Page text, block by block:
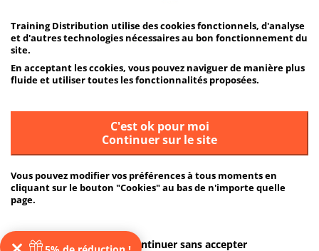
Training Distribution utilise des cookies fonctionnels, d'analyse
et d'autres technologies nécessaires au bon fonctionnement du
site.
En acceptant les ccokies, vous pouvez naviguer de manière plus
fluide et utiliser toutes les fonctionnalités proposées.
C'est ok pour moi
Continuer sur le site
Vous pouvez modifier vos préférences à tous moments en
cliquant sur le bouton "Cookies" au bas de n'importe quelle
page.
Plus d'informationsou Continuer sans accepter